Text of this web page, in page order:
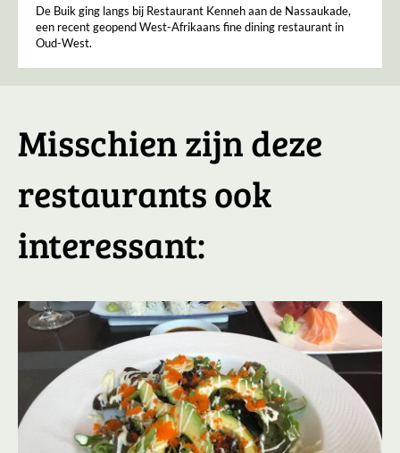
De Buik ging langs bij Restaurant Kenneh aan de Nassaukade,
een recent geopend West-Afrikaans fine dining restaurant in
Oud-West.
Misschien zijn deze
restaurants ook
interessant: